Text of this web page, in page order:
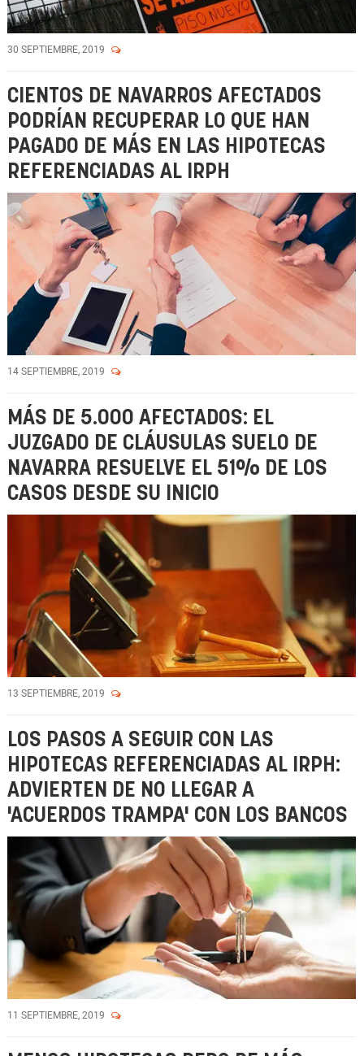
30 SEPTIEMBRE, 2019
CIENTOS DE NAVARROS AFECTADOS
PODRÍAN RECUPERAR LO QUE HAN
PAGADO DE MÁS EN LAS HIPOTECAS
REFERENCIADAS AL IRPH
14 SEPTIEMBRE, 2019
MÁS DE 5.000 AFECTADOS: EL
JUZGADO DE CLÁUSULAS SUELO DE
NAVARRA RESUELVE EL 51% DE LOS
CASOS DESDE SU INICIO
13 SEPTIEMBRE, 2019
LOS PASOS A SEGUIR CON LAS
HIPOTECAS REFERENCIADAS AL IRPH:
ADVIERTEN DE NO LLEGAR A
'ACUERDOS TRAMPA' CON LOS BANCOS
11 SEPTIEMBRE, 2019